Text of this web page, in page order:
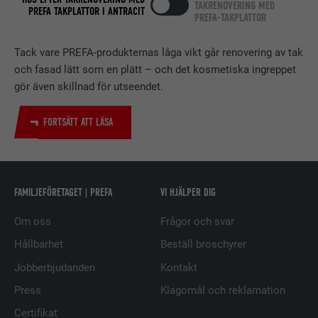
Tack vare PREFA-produkternas låga vikt går renovering av tak
och fasad lätt som en plätt – och det kosmetiska ingreppet
gör även skillnad för utseendet.
FORTSÄTT ATT LÄSA
PREFA TAKPLATTOR I ANTRACIT
TAKRENOVERING MED
PREFA-TAKPLATTOR
FAMILJEFÖRETAGET | PREFA
Om oss
Hållbarhet
Jobberbjudanden
Press
Certifikat
VI HJÄLPER DIG
Frågor och svar
Beställ broschyrer
Kontakt
Klagomål och reklamation
ÄNDAMÅL
spåra användningen av inbäddade
bscookie
LEVERANTÖRER LinkedIn
PROCEDUR 2 år
ÄNDAMÅL
nätverkstjänsten LinkedIn för att
EFTERNAMN UserMatchHistory